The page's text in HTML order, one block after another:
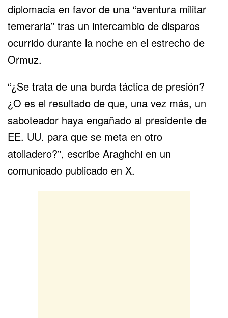
diplomacia en favor de una “aventura militar
temeraria” tras un intercambio de disparos
ocurrido durante la noche en el estrecho de
Ormuz.
“¿Se trata de una burda táctica de presión?
¿O es el resultado de que, una vez más, un
saboteador haya engañado al presidente de
EE. UU. para que se meta en otro
atolladero?”, escribe Araghchi en un
comunicado publicado en X.